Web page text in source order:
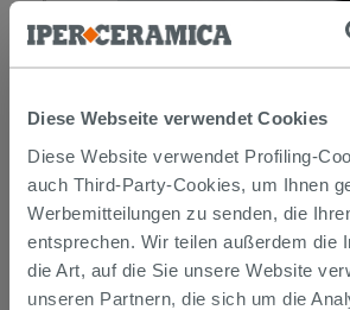
Diese Webseite verwendet Cookies
Diese Website verwendet Profiling-
auch Third-Party-Cookies, um Ihnen
Werbemitteilungen zu senden, die
entsprechen. Wir teilen außerdem die
die Art, auf die Sie unsere Website
unseren Partnern, die sich um die
Unterlage für Parkett und
IN DEN WARENKORB